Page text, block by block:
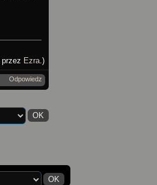
Ezra.)
Odpowiedz